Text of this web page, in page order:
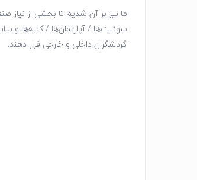
ما نیز بر آن شدیم تا بخشی از
سوئیت‌ها / آپارتمان‌ها / کلبه‌ها و
گردشگران داخلی و خارجی قرار دهند.